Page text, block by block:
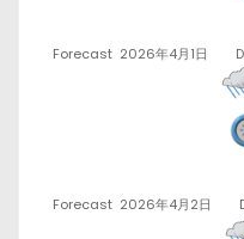
Forecast 2026年4月1日
Forecast 2026年4月2日